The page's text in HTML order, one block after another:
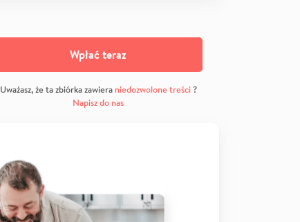
Wpłać teraz
Uważasz, że ta zbiórka zawiera niedozwolone treści?
Napisz do nas